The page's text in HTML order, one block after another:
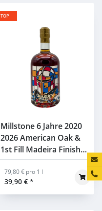
TOP
Millstone 6 Jahre 2020
2026 American Oak &
1st Fill Madeira Finish
Whiskyhort WOTM
50,6% 0,5l
39,90 € *
79,80 € pro 1 l